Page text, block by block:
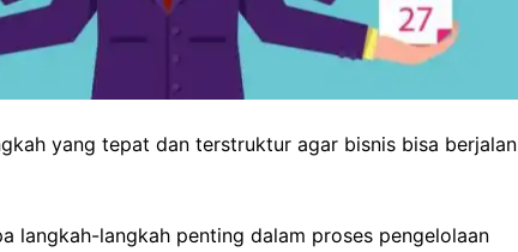
yang tepat dan terstruktur agar bisnis bisa berjalan
langkah-langkah penting dalam proses pengelolaan